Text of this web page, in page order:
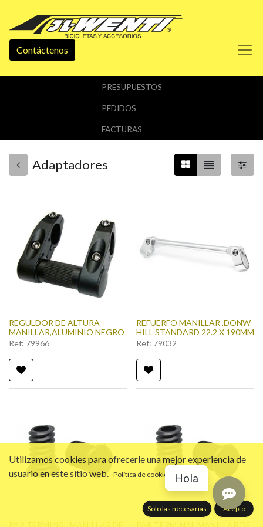
Contáctenos
PRESUPUESTOS
PEDIDOS
FACTURAS
Adaptadores
REGULDOR DE ALTURA
MANILLAR,ALUMINIO NEGRO
Ref: 79966
REFUERFO MANILLAR ,DONW-
HILL STANDARD 22.2 X 190MM
Ref: 79032
PAR TERMINAL MANILLAR DE PAR TERMINAL MANILLAR DE
Utilizamos cookies para ofrecerle una mejor experiencia de
usuario en este sitio web. Política de cookies
Solo las necesarias Acepto
Hola